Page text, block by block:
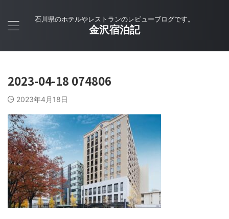
石川県のホテルやレストランのレビューブログです。
金沢宿泊記
2023-04-18 074806
2023年4月18日